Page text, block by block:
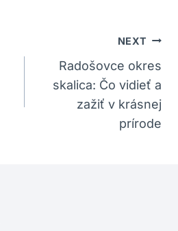
NEXT
Radošovce okres
skalica: Čo vidieť a
zažiť v krásnej
prírode